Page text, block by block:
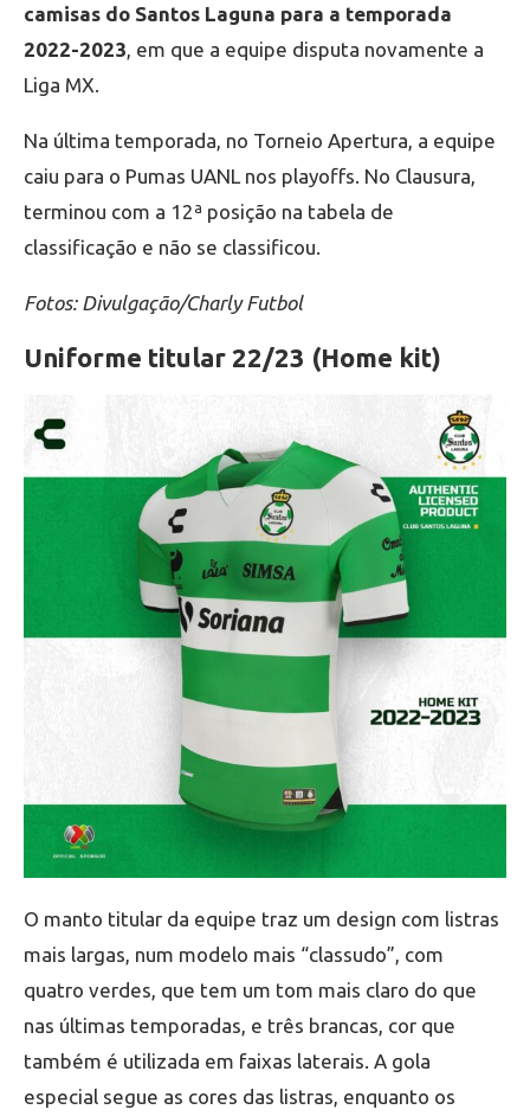
camisas do Santos Laguna para a temporada
2022-2023, em que a equipe disputa novamente a
Liga MX.
Na última temporada, no Torneio Apertura, a equipe
caiu para o Pumas UANL nos playoffs. No Clausura,
terminou com a 12ª posição na tabela de
classificação e não se classificou.
Fotos: Divulgação/Charly Futbol
Uniforme titular 22/23 (Home kit)
O manto titular da equipe traz um design com listras
mais largas, num modelo mais “classudo”, com
quatro verdes, que tem um tom mais claro do que
nas últimas temporadas, e três brancas, cor que
também é utilizada em faixas laterais. A gola
especial segue as cores das listras, enquanto os